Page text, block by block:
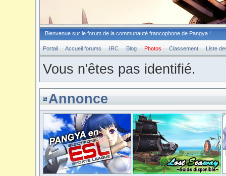
Bienvenue sur le forum de la communauté francophone de Pangya !
Portail Accueil forums IRC Blog Photos Classement Liste
Vous n'êtes pas identifié.
Annonce